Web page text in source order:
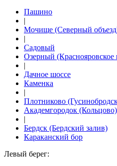
Пашино
|
Мочище (Северный
|
Садовый
Озерный (Краснояровское
|
Дачное шоссе
Каменка
|
Плотниково
Академгородок (Кольцово)
|
Бердск (Бердский залив)
Караканский бор
Левый берег: